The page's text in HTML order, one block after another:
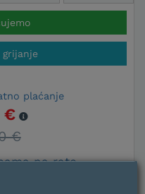
plaćanje
€
€
na rate